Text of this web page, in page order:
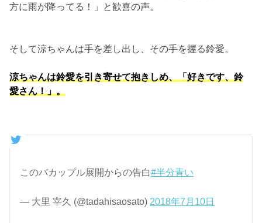
方に雨が降ってる！」と歓喜の声。
そして涼ちゃんは手を差し出し、その手を握る鈴愛。
涼ちゃんは鈴愛を引き寄せて抱きしめ、「好きです、鈴
愛さん！」。
このバカップル展開からの告白#半分青い
— 大里 宰久 (@tadahisaosato) 2018年7月10日